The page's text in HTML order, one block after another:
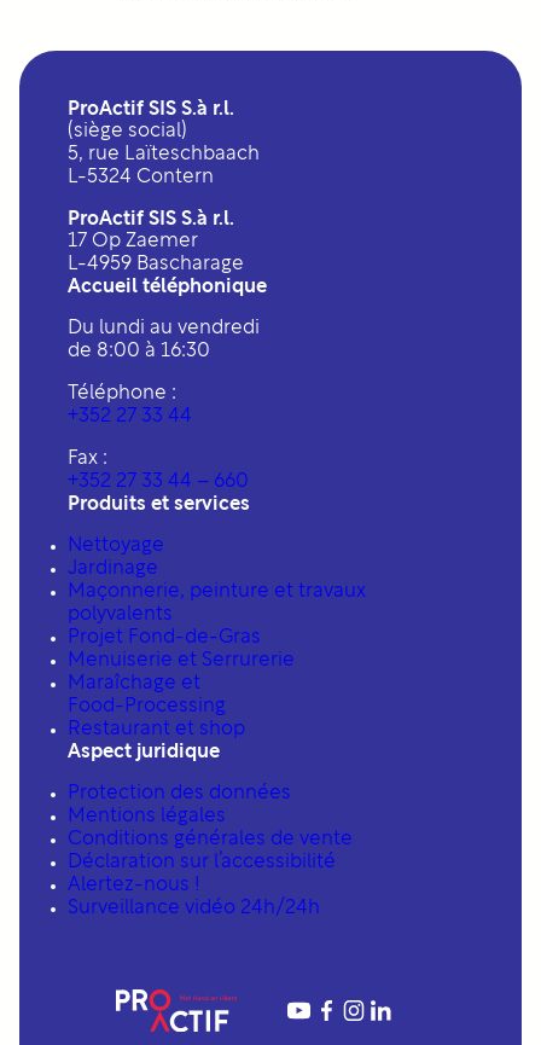
ProActif SIS S.à r.l.
(siège social)
5, rue Laïteschbaach
L-5324 Contern
ProActif SIS S.à r.l.
17 Op Zaemer
L-4959 Bascharage
Accueil téléphonique
Du lundi au vendredi
de 8:00 à 16:30
Téléphone :
+352 27 33 44
Fax :
+352 27 33 44 – 660
Produits et services
Nettoyage
Jardinage
Maçonnerie, peinture et travaux
polyvalents
Projet Fond-de-Gras
Menuiserie et Serrurerie
Maraîchage et
Food-Processing
Restaurant et shop
Aspect juridique
Protection des données
Mentions légales
Conditions générales de vente
Déclaration sur l’accessibilité
Alertez-nous !
Surveillance vidéo 24h/24h
YouTube
Facebook
Instagram
LinkedIn